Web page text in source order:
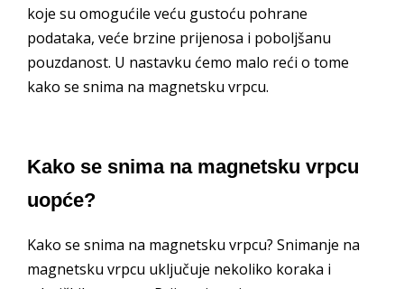
koje su omogućile veću gustoću pohrane
podataka, veće brzine prijenosa i poboljšanu
pouzdanost. U nastavku ćemo malo reći o tome
kako se snima na magnetsku vrpcu.
Kako se snima na magnetsku vrpcu
uopće?
Kako se snima na magnetsku vrpcu? Snimanje na
magnetsku vrpcu uključuje nekoliko koraka i